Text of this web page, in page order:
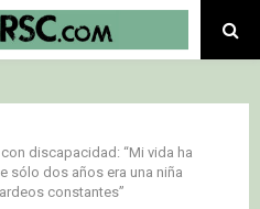
discapacidad: “Mi vida ha
sólo dos años era una niña
constantes”